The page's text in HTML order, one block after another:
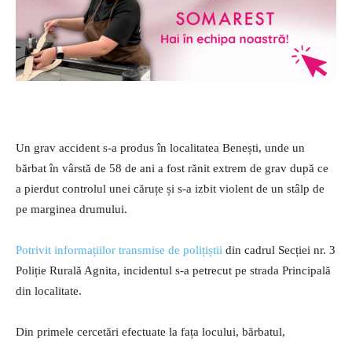
Un grav accident s-a produs în localitatea Benești, unde un
bărbat în vârstă de 58 de ani a fost rănit extrem de grav după ce
a pierdut controlul unei căruțe și s-a izbit violent de un stâlp de
pe marginea drumului.
Potrivit informațiilor transmise de polițiștii din cadrul Secției nr. 3
Poliție Rurală Agnita, incidentul s-a petrecut pe strada Principală
din localitate.
Din primele cercetări efectuate la fața locului, bărbatul,